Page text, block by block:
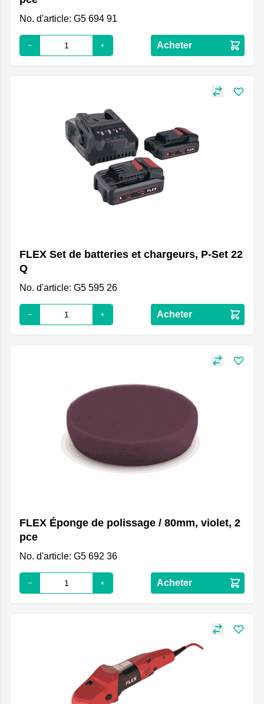
No. d'article: G5 694 91
Acheter
FLEX Set de batteries et chargeurs, P-Set 22
Q
No. d'article: G5 595 26
Acheter
FLEX Éponge de polissage / 80mm, violet, 2
pce
No. d'article: G5 692 36
Acheter